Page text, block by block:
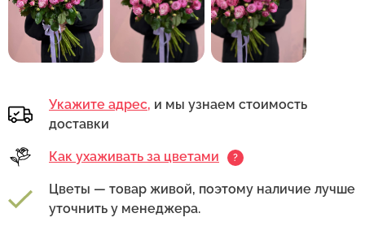
Укажите адрес, и мы узнаем стоимость
доставки
Как ухаживать за цветами ?
Цветы — товар живой, поэтому наличие лучше
уточнить у менеджера.